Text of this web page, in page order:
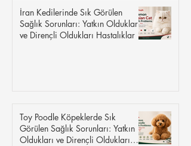
İran Kedilerinde Sık Görülen
Sağlık Sorunları: Yatkın Oldukları
ve Dirençli Oldukları Hastalıklar
Toy Poodle Köpeklerde Sık
Görülen Sağlık Sorunları: Yatkın
Oldukları ve Dirençli Oldukları